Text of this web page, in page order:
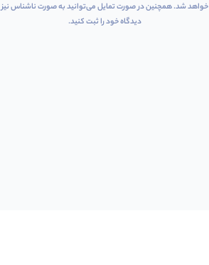
خواهد شد. همچنین در صورت تمایل می‌توانید به صورت ناشناس نیز
دیدگاه خود را ثبت کنید.